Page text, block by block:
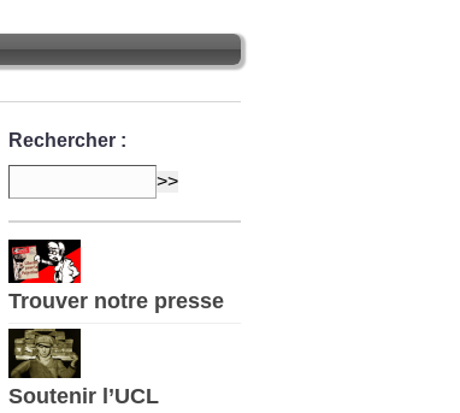
Rechercher :
Trouver notre presse
Soutenir l’UCL